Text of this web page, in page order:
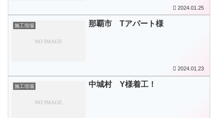
2024.01.25
施工現場 那覇市 Tアパート様
2024.01.23
施工現場 中城村 Y様着工！